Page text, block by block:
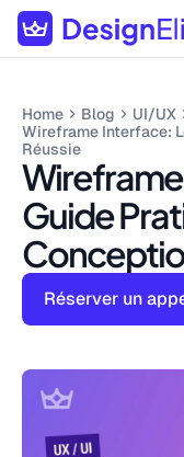
Home Blog
UI/UX
Wireframe Interface:
Réussie
Guide
Réserver un